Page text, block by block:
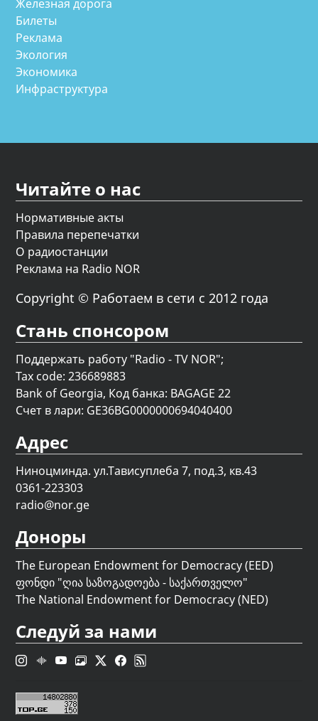
Железная дорога
Билеты
Реклама
Экология
Экономика
Инфраструктура
Читайте о нас
Нормативные акты
Правила перепечатки
О радиостанции
Реклама на Radio NOR
Copyright © Работаем в сети с 2012 года
Стань спонсором
Поддержать работу "Radio - TV NOR";
Tax code: 236689883
Bank of Georgia, Код банка: BAGAGE 22
Счет в лари: GE36BG0000000694040400
Адрес
Ниноцминда. ул.Тависуплеба 7, под.3, кв.43
0361-223303
radio@nor.ge
Доноры
The European Endowment for Democracy (EED)
ფონდი "ღია საზოგადოება - საქართველო"
The National Endowment for Democracy (NED)
Следуй за нами